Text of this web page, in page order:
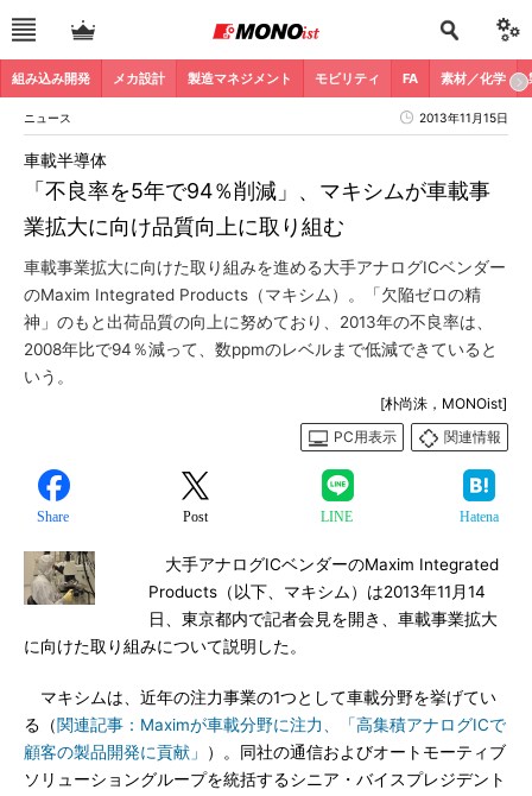
組み込み開発 メカ設計 製造マネジメント モビリティ FA 素材／化学
ニュース 2013年11月15日
「不良率を5年で94％削減」、マキシムが車載事
業拡大に向け品質向上に取り組む
車載半導体
車載事業拡大に向けた取り組みを進める大手アナログICベンダー
のMaxim Integrated Products（マキシム）。「欠陥ゼロの精
神」のもと出荷品質の向上に努めており、2013年の不良率は、
2008年比で94％減って、数ppmのレベルまで低減できていると
いう。
[朴尚洙，MONOist]
PC用表示
関連情報
Share Post LINE Hatena
大手アナログICベンダーのMaxim Integrated
Products（以下、マキシム）は2013年11月14
日、東京都内で記者会見を開き、車載事業拡大
に向けた取り組みについて説明した。
マキシムは、近年の注力事業の1つとして車載分野を挙げてい
る（関連記事：Maximが車載分野に注力、「高集積アナログICで
顧客の製品開発に貢献」
）。同社の通信およびオートモーティブ
ソリューショングループを統括するシニア・バイスプレジデント